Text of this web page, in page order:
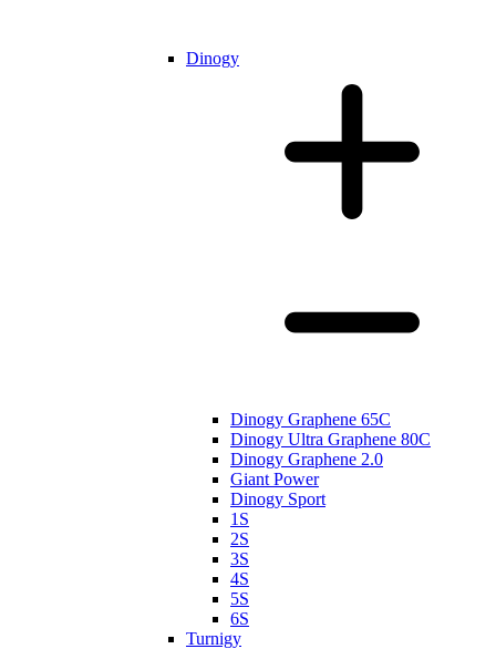
Dinogy
Dinogy Graphene 65C
Dinogy Ultra Graphene 80C
Dinogy Graphene 2.0
Giant Power
Dinogy Sport
1S
2S
3S
4S
5S
6S
Turnigy